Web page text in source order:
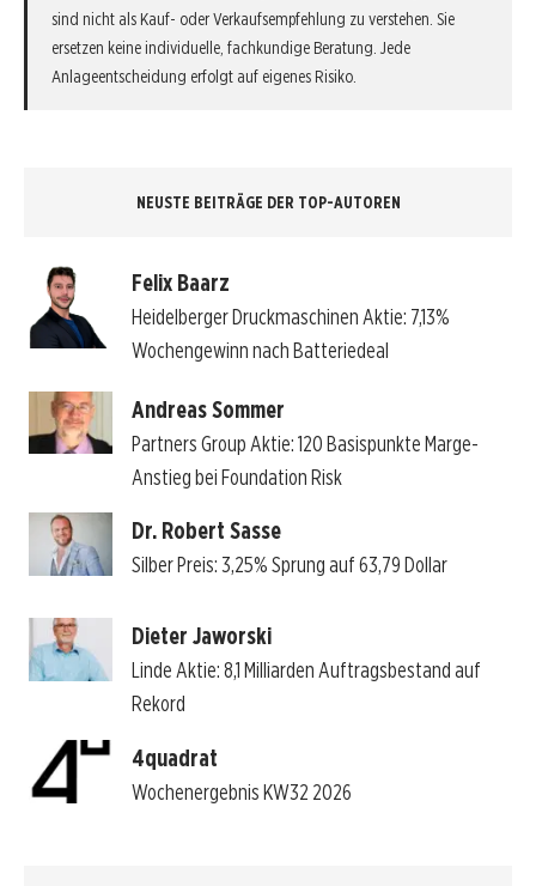
sind nicht als Kauf- oder Verkaufsempfehlung zu verstehen. Sie
ersetzen keine individuelle, fachkundige Beratung. Jede
Anlageentscheidung erfolgt auf eigenes Risiko.
NEUSTE BEITRÄGE DER TOP-AUTOREN
Felix Baarz
Heidelberger Druckmaschinen Aktie: 7,13%
Wochengewinn nach Batteriedeal
Andreas Sommer
Partners Group Aktie: 120 Basispunkte Marge-
Anstieg bei Foundation Risk
Dr. Robert Sasse
Silber Preis: 3,25% Sprung auf 63,79 Dollar
Dieter Jaworski
Linde Aktie: 8,1 Milliarden Auftragsbestand auf
Rekord
4quadrat
Wochenergebnis KW32 2026